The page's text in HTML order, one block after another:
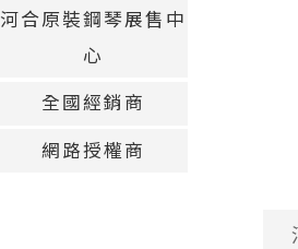
河合原裝鋼琴展售中
心
全國經銷商
網路授權商